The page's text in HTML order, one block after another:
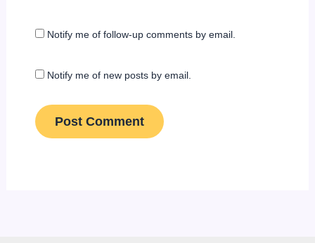
Notify me of follow-up comments by email.
Notify me of new posts by email.